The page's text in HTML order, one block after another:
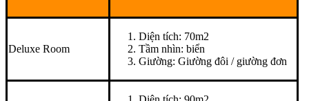
Deluxe Room
Diện tích: 70m2
Tầm nhìn: biển
Giường: Giường đôi / giường đơn